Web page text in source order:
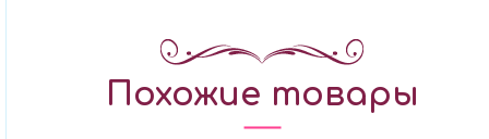
Похожие товары